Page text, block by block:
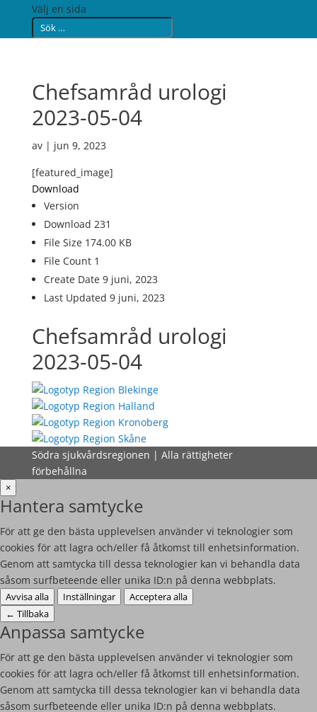
Välj en sida
Chefsamråd urologi
2023-05-04
av | jun 9, 2023
[featured_image]
Download
Version
Download 231
File Size 174.00 KB
File Count 1
Create Date 9 juni, 2023
Last Updated 9 juni, 2023
Chefsamråd urologi
2023-05-04
Södra sjukvårdsregionen | Alla rättigheter
förbehållna
×
Hantera samtycke
För att ge den bästa upplevelsen använder vi teknologier som
cookies för att lagra och/eller få åtkomst till enhetsinformation.
Genom att samtycka till dessa teknologier kan vi behandla data
såsom surfbeteende eller unika ID:n på denna webbplats.
Avvisa alla Inställningar
Acceptera alla
← Tillbaka
Anpassa samtycke
För att ge den bästa upplevelsen använder vi teknologier som
cookies för att lagra och/eller få åtkomst till enhetsinformation.
Genom att samtycka till dessa teknologier kan vi behandla data
såsom surfbeteende eller unika ID:n på denna webbplats.